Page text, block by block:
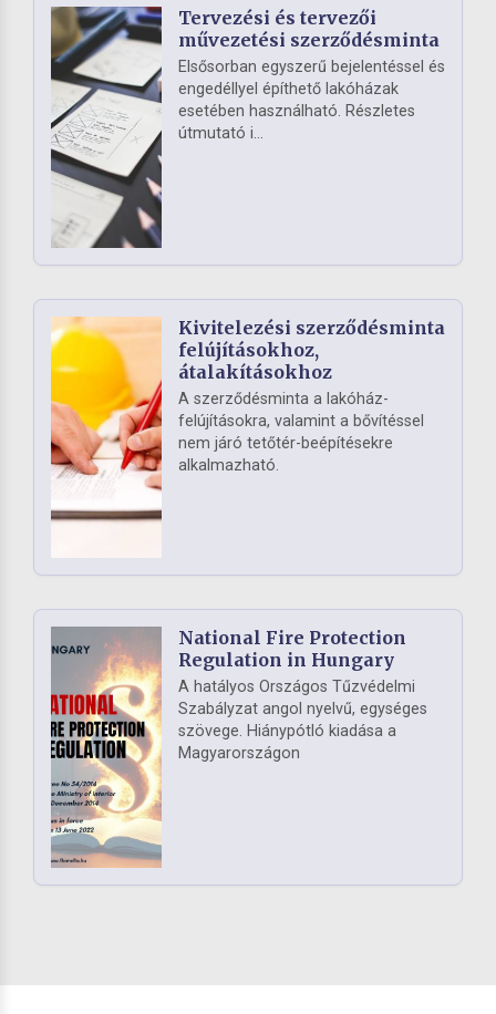
Tervezési és tervezői
művezetési szerződésminta
Elsősorban egyszerű bejelentéssel és
engedéllyel építhető lakóházak
esetében használható. Részletes
útmutató i...
Kivitelezési szerződésminta
felújításokhoz,
átalakításokhoz
A szerződésminta a lakóház-
felújításokra, valamint a bővítéssel
nem járó tetőtér-beépítésekre
alkalmazható.
National Fire Protection
Regulation in Hungary
A hatályos Országos Tűzvédelmi
Szabályzat angol nyelvű, egységes
szövege. Hiánypótló kiadása a
Magyarországon